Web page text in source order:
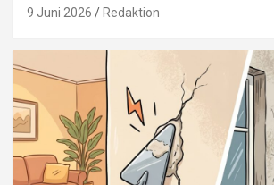
9 Juni 2026 Redaktion